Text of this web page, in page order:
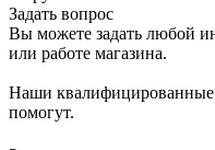
Задать вопрос
Вы можете задать любой
или работе магазина.
Наши квалифицированные
помогут.